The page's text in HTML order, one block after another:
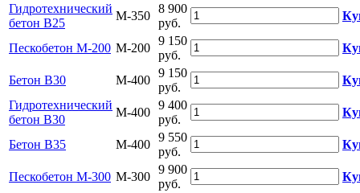
Гидротехнический
бетон В25
М-350
8 900
руб.
Пескобетон М-200 М-200
9 150
руб.
Бетон B30 М-400
9 150
руб.
Гидротехнический
бетон В30
М-400
9 400
руб.
Бетон B35 М-400
9 550
руб.
Пескобетон М-300 М-300
9 900
руб.